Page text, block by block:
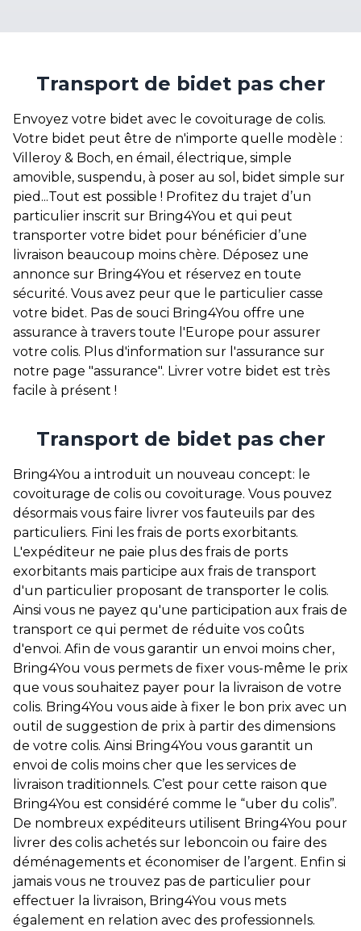
Transport de bidet pas cher
Envoyez votre bidet avec le covoiturage de colis.
Votre bidet peut être de n'importe quelle modèle :
Villeroy & Boch, en émail, électrique, simple
amovible, suspendu, à poser au sol, bidet simple sur
pied...Tout est possible ! Profitez du trajet d’un
particulier inscrit sur Bring4You et qui peut
transporter votre bidet pour bénéficier d’une
livraison beaucoup moins chère. Déposez une
annonce sur Bring4You et réservez en toute
sécurité. Vous avez peur que le particulier casse
votre bidet. Pas de souci Bring4You offre une
assurance à travers toute l'Europe pour assurer
votre colis. Plus d'information sur l'assurance sur
notre page "assurance". Livrer votre bidet est très
facile à présent !
Transport de bidet pas cher
Bring4You a introduit un nouveau concept: le
covoiturage de colis ou covoiturage. Vous pouvez
désormais vous faire livrer vos fauteuils par des
particuliers. Fini les frais de ports exorbitants.
L'expéditeur ne paie plus des frais de ports
exorbitants mais participe aux frais de transport
d'un particulier proposant de transporter le colis.
Ainsi vous ne payez qu'une participation aux frais de
transport ce qui permet de réduite vos coûts
d'envoi. Afin de vous garantir un envoi moins cher,
Bring4You vous permets de fixer vous-même le prix
que vous souhaitez payer pour la livraison de votre
colis. Bring4You vous aide à fixer le bon prix avec un
outil de suggestion de prix à partir des dimensions
de votre colis. Ainsi Bring4You vous garantit un
envoi de colis moins cher que les services de
livraison traditionnels. C’est pour cette raison que
Bring4You est considéré comme le “uber du colis”.
De nombreux expéditeurs utilisent Bring4You pour
livrer des colis achetés sur leboncoin ou faire des
déménagements et économiser de l’argent. Enfin si
jamais vous ne trouvez pas de particulier pour
effectuer la livraison, Bring4You vous mets
également en relation avec des professionnels.